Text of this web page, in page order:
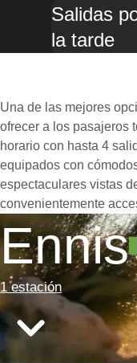
Salidas
la tarde
Una de las mejores
ofrecer a los pasajeros
horario con hasta 4
equipados con
espectaculares vistas
convenientemente
Ennis
1 estación